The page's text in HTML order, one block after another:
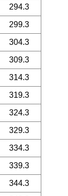
294.3
299.3
304.3
309.3
314.3
319.3
324.3
329.3
334.3
339.3
344.3